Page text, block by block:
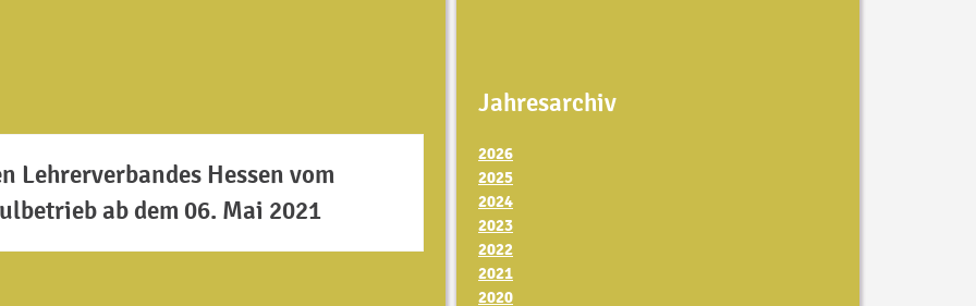
Lehrerverbandes Hessen vom
ab dem 06. Mai 2021
Jahresarchiv
2026
2025
2024
2023
2022
2021
2020